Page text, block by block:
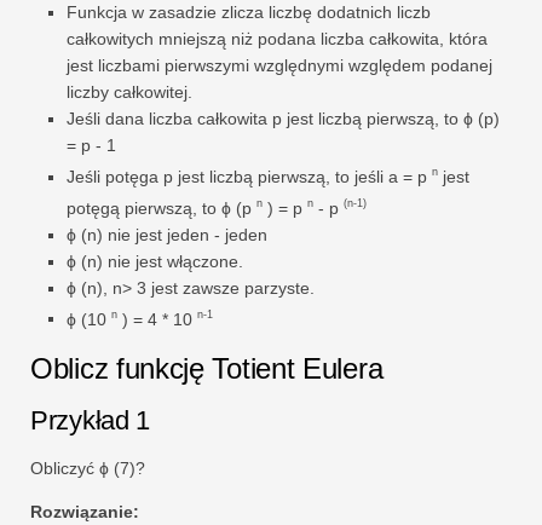
Funkcja w zasadzie zlicza liczbę dodatnich liczb
całkowitych mniejszą niż podana liczba całkowita, która
jest liczbami pierwszymi względnymi względem podanej
liczby całkowitej.
Jeśli dana liczba całkowita p jest liczbą pierwszą, to ϕ (p)
= p - 1
Jeśli potęga p jest liczbą pierwszą, to jeśli a = p n jest
potęgą pierwszą, to ϕ (p n ) = p n - p (n-1)
ϕ (n) nie jest jeden - jeden
ϕ (n) nie jest włączone.
ϕ (n), n> 3 jest zawsze parzyste.
ϕ (10 n ) = 4 * 10 n-1
Oblicz funkcję Totient Eulera
Przykład 1
Obliczyć ϕ (7)?
Rozwiązanie: